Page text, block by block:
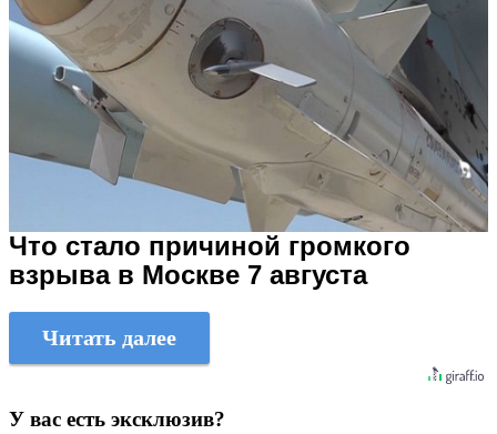
Что стало причиной громкого
взрыва в Москве 7 августа
Читать далее
У вас есть эксклюзив?